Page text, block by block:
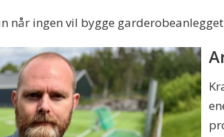
når ingen vil bygge